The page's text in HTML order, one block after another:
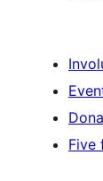
Five